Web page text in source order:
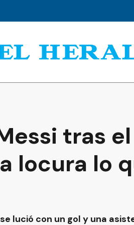
tras
locura lo
lució con un gol y una